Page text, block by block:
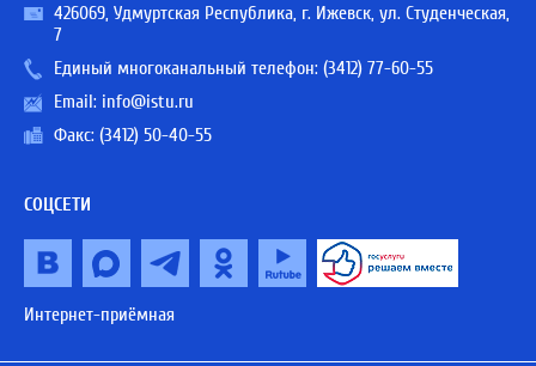
426069, Удмуртская Республика, г. Ижевск, ул. Студенческая,
7
Единый многоканальный телефон: (3412) 77-60-55
Email: info@istu.ru
Факс: (3412) 50-40-55
СОЦСЕТИ
Интернет-приёмная